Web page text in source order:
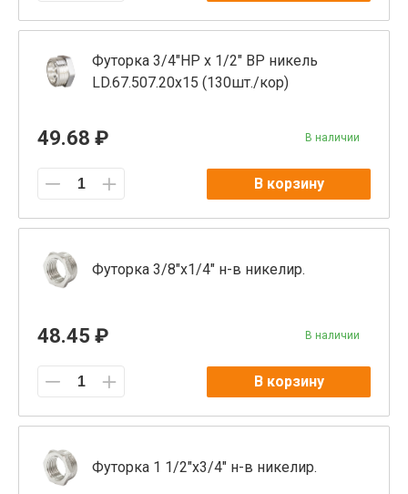
Футорка 3/4"НР х 1/2" ВР никель
LD.67.507.20х15 (130шт./кор)
49.68 ₽ В наличии
В корзину
Футорка 3/8"x1/4" н-в никелир.
48.45 ₽ В наличии
В корзину
Футорка 1 1/2"x3/4" н-в никелир.